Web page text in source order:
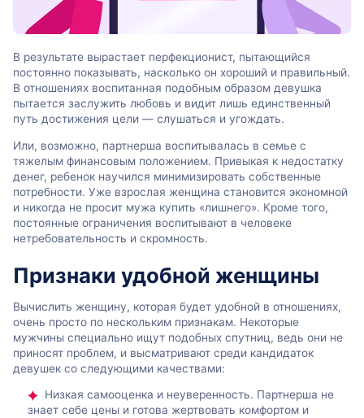
В результате вырастает перфекционист, пытающийся
постоянно показывать, насколько он хороший и правильный.
В отношениях воспитанная подобным образом девушка
пытается заслужить любовь и видит лишь единственный
путь достижения цели — слушаться и угождать.
Или, возможно, партнерша воспитывалась в семье с
тяжелым финансовым положением. Привыкая к недостатку
денег, ребенок научился минимизировать собственные
потребности. Уже взрослая женщина становится экономной
и никогда не просит мужа купить «лишнего». Кроме того,
постоянные ограничения воспитывают в человеке
нетребовательность и скромность.
Признаки удобной женщины
Вычислить женщину, которая будет удобной в отношениях,
очень просто по нескольким признакам. Некоторые
мужчины специально ищут подобных спутниц, ведь они не
приносят проблем, и высматривают среди кандидаток
девушек со следующими качествами:
Низкая самооценка и неуверенность. Партнерша не
знает себе цены и готова жертвовать комфортом и